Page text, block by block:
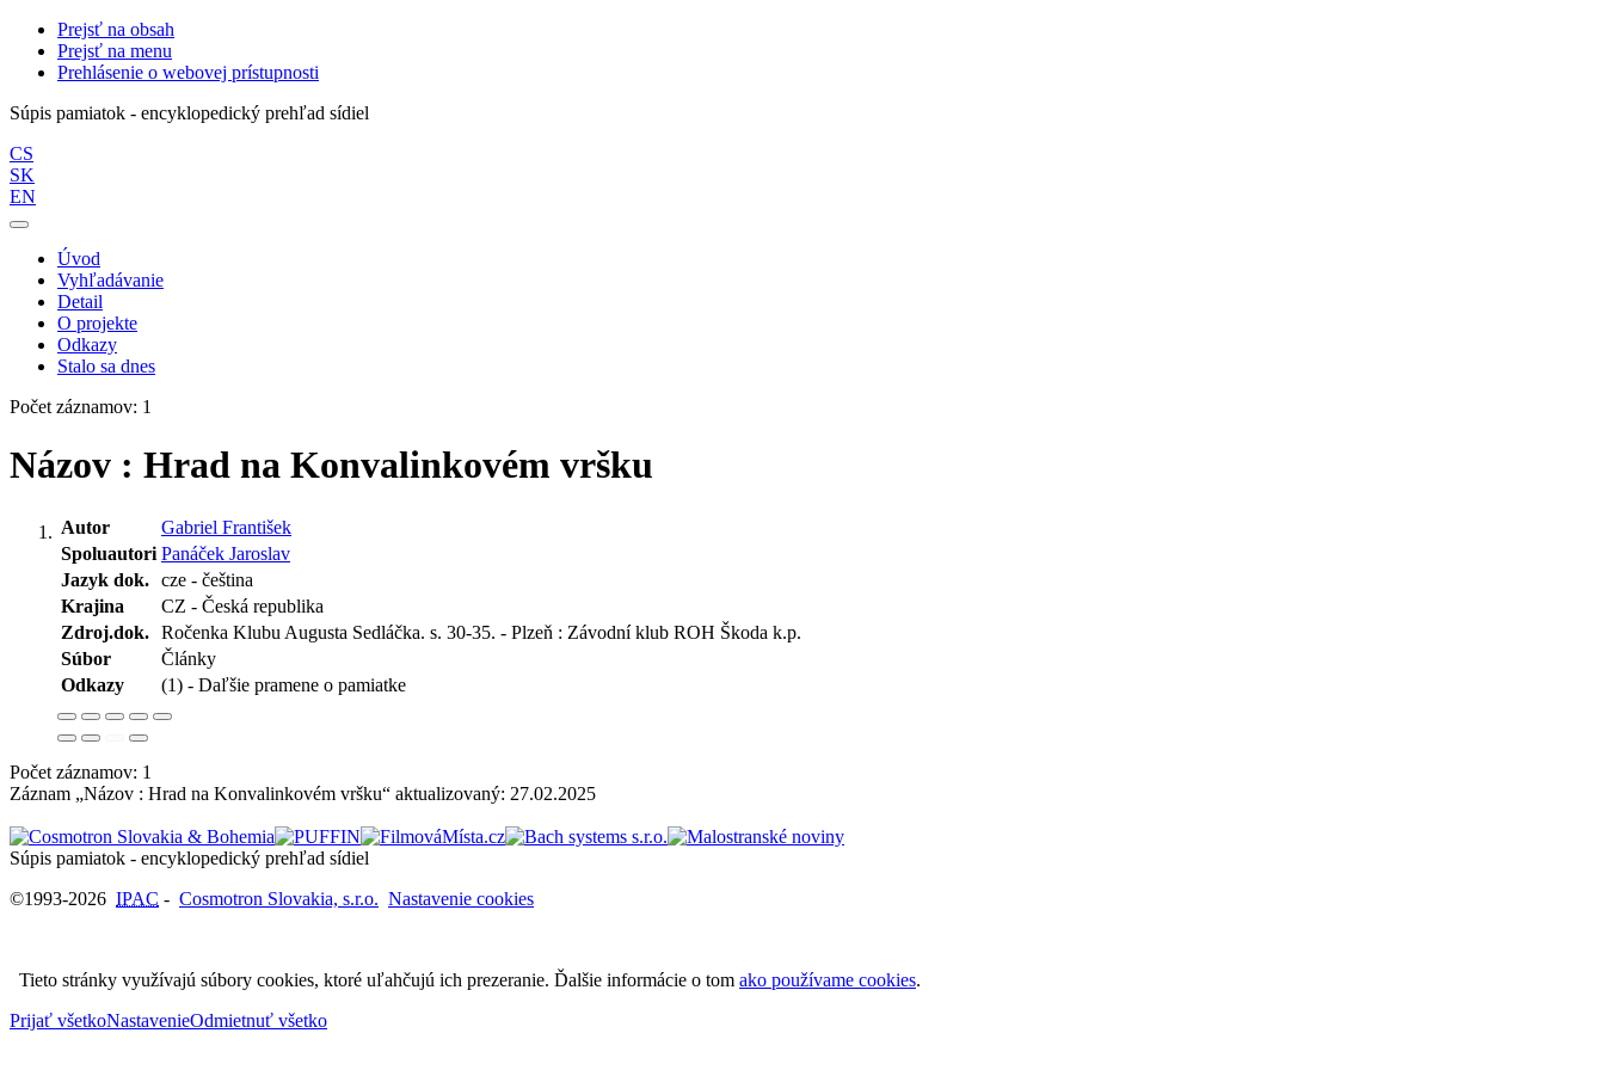
Prejsť na obsah
Prejsť na menu
Prehlásenie o webovej prístupnosti
Súpis pamiatok - encyklopedický prehľad sídiel
CS
SK
EN
Úvod
Vyhľadávanie
Detail
O projekte
Odkazy
Stalo sa dnes
Počet záznamov: 1
Názov : Hrad na Konvalinkovém vršku
Autor
Gabriel František
Spoluautori Panáček Jaroslav
Jazyk dok. cze - čeština
Krajina
CZ - Česká republika
Zdroj.dok. Ročenka Klubu Augusta Sedláčka. s. 30-35. - Plzeň : Závodní klub ROH Škoda k.p.
Súbor
Články
Odkazy
(1) - Daľšie pramene o pamiatke
Počet záznamov: 1
Záznam „Názov : Hrad na Konvalinkovém vršku“ aktualizovaný: 27.02.2025
Súpis pamiatok - encyklopedický prehľad sídiel
©1993-2026 IPAC - Cosmotron Slovakia, s.r.o. Nastavenie cookies
Tieto stránky využívajú súbory cookies, ktoré uľahčujú ich prezeranie. Ďalšie informácie o tom ako používame cookies.
Prijať všetkoNastavenieOdmietnuť všetko